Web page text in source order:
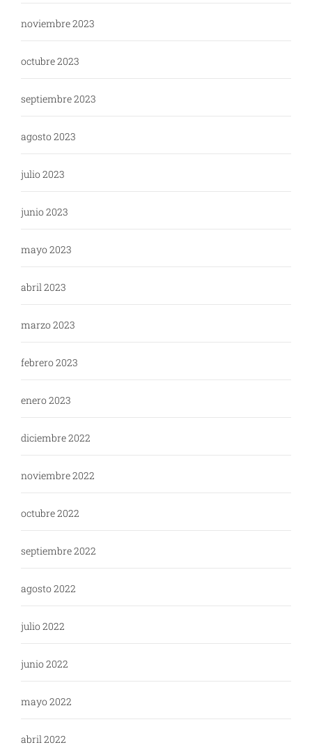
noviembre 2023
octubre 2023
septiembre 2023
agosto 2023
julio 2023
junio 2023
mayo 2023
abril 2023
marzo 2023
febrero 2023
enero 2023
diciembre 2022
noviembre 2022
octubre 2022
septiembre 2022
agosto 2022
julio 2022
junio 2022
mayo 2022
abril 2022